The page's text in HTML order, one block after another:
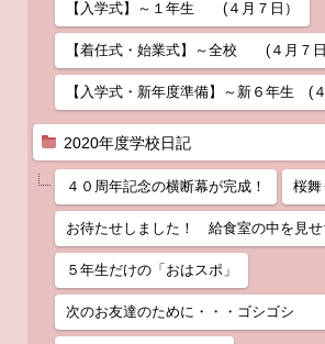
【入学式】～１年生 (４月７日）
【着任式・始業式】～全校 (４月７日
【入学式・新年度準備】～新６年生 (４
2020年度学校日記
４０周年記念の横断幕が完成！ 桜舞
お待たせしました！ 給食室の中を見せ
５年生だけの「おはスポ」
次のお友達のために・・・ゴシゴシ